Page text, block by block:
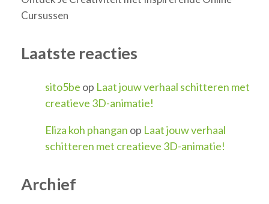
Cursussen
Laatste reacties
sito5be op Laat jouw verhaal schitteren met
creatieve 3D-animatie!
Eliza koh phangan op Laat jouw verhaal
schitteren met creatieve 3D-animatie!
Archief